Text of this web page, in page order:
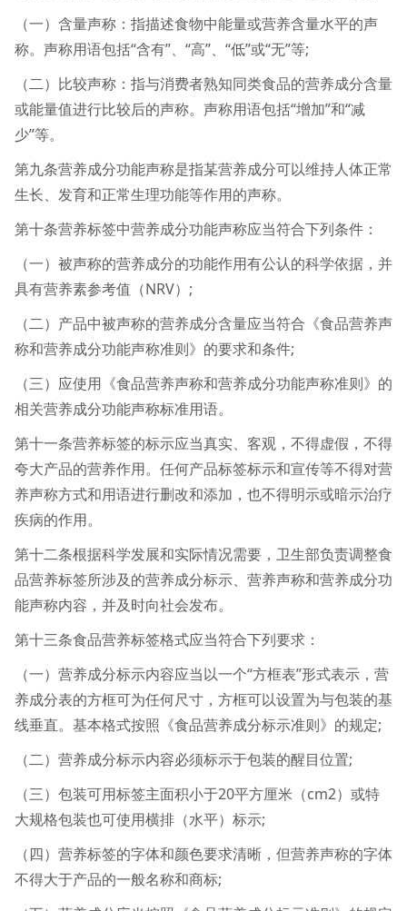
（一）含量声称：指描述食物中能量或营养含量水平的声
称。声称用语包括“含有”、“高”、“低”或“无”等;
（二）比较声称：指与消费者熟知同类食品的营养成分含量
或能量值进行比较后的声称。声称用语包括“增加”和“减
少”等。
第九条营养成分功能声称是指某营养成分可以维持人体正常
生长、发育和正常生理功能等作用的声称。
第十条营养标签中营养成分功能声称应当符合下列条件：
（一）被声称的营养成分的功能作用有公认的科学依据，并
具有营养素参考值（NRV）;
（二）产品中被声称的营养成分含量应当符合《食品营养声
称和营养成分功能声称准则》的要求和条件;
（三）应使用《食品营养声称和营养成分功能声称准则》的
相关营养成分功能声称标准用语。
第十一条营养标签的标示应当真实、客观，不得虚假，不得
夸大产品的营养作用。任何产品标签标示和宣传等不得对营
养声称方式和用语进行删改和添加，也不得明示或暗示治疗
疾病的作用。
第十二条根据科学发展和实际情况需要，卫生部负责调整食
品营养标签所涉及的营养成分标示、营养声称和营养成分功
能声称内容，并及时向社会发布。
第十三条食品营养标签格式应当符合下列要求：
（一）营养成分标示内容应当以一个“方框表”形式表示，营
养成分表的方框可为任何尺寸，方框可以设置为与包装的基
线垂直。基本格式按照《食品营养成分标示准则》的规定;
（二）营养成分标示内容必须标示于包装的醒目位置;
（三）包装可用标签主面积小于20平方厘米（cm2）或特
大规格包装也可使用横排（水平）标示;
（四）营养标签的字体和颜色要求清晰，但营养声称的字体
不得大于产品的一般名称和商标;